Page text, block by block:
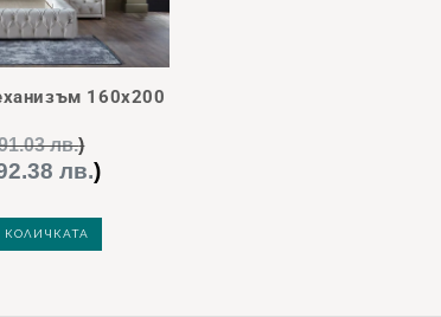
160х200
лв.)
лв.)Текущата
е:
€ 865,30.